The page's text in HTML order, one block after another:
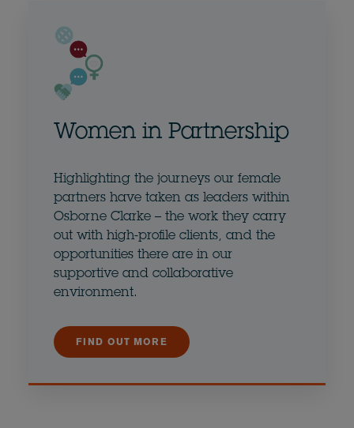
Women in Partnership
Highlighting the journeys our female
partners have taken as leaders within
Osborne Clarke – the work they carry
out with high-profile clients, and the
opportunities there are in our
supportive and collaborative
environment.
FIND OUT MORE